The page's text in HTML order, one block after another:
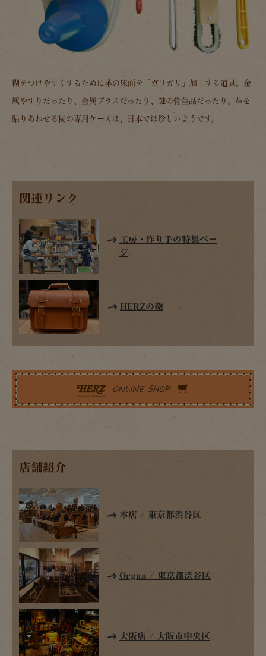
糊をつけやすくするために革の床面を「ガリガリ」加工する道具。金
属やすりだったり、金属ブラスだったり、謎の骨董品だったり。革を
貼りあわせる糊の専用ケースは、日本では珍しいようです。
関連リンク
工房・作り手の特集ペー
ジ
HERZの鞄
店舗紹介
本店 / 東京都渋谷区
Organ / 東京都渋谷区
大阪店 / 大阪市中央区